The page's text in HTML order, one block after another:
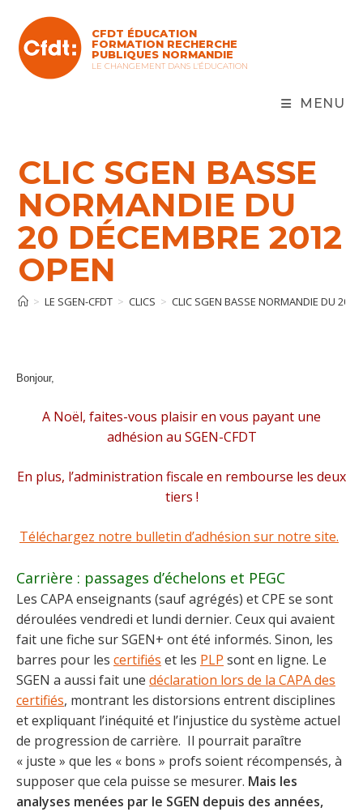
content
CFDT ÉDUCATION
FORMATION RECHERCHE
PUBLIQUES NORMANDIE
LE CHANGEMENT DANS L'ÉDUCATION
MENU
CLIC SGEN BASSE
NORMANDIE DU
20 DÉCEMBRE 2012
OPEN
> LE SGEN-CFDT > CLICS > CLIC SGEN BASSE NORMANDIE DU 20
Bonjour,
A Noël, faites-vous plaisir en vous payant une
adhésion au SGEN-CFDT
En plus, l’administration fiscale en rembourse les deux
tiers !
Téléchargez notre bulletin d’adhésion sur notre site.
Carrière : passages d’échelons et PEGC
Les CAPA enseignants (sauf agrégés) et CPE se sont
déroulées vendredi et lundi dernier. Ceux qui avaient
fait une fiche sur SGEN+ ont été informés. Sinon, les
barres pour les certifiés et les PLP sont en ligne. Le
SGEN a aussi fait une déclaration lors de la CAPA des
certifiés, montrant les distorsions entrent disciplines
et expliquant l’inéquité et l’injustice du système actuel
de progression de carrière. Il pourrait paraître
« juste » que les « bons » profs soient récompensés, à
supposer que cela puisse se mesurer. Mais les
analyses menées par le SGEN depuis des années,